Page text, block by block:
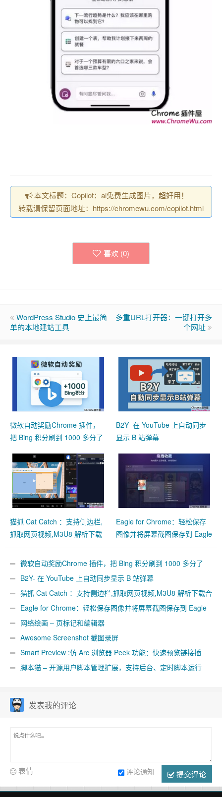
本文标题：Copilot：ai免费生成图片，超好用！
转载请保留页面地址：https://chromewu.com/copilot.html
喜欢 (0)
WordPress Studio 史上最简
单的本地建站工具
多重URL打开器：一键打开多
个网址
微软自动奖励Chrome 插件，
把 Bing 积分刷到 1000 多分了
B2Y- 在 YouTube 上自动同步
显示 B 站弹幕
猫抓 Cat Catch ：支持侧边栏,
抓取网页视频,M3U8 解析下载
Eagle for Chrome：轻松保存
图像并将屏幕截图保存到 Eagle
微软自动奖励Chrome 插件，把 Bing 积分刷到 1000 多分了
B2Y- 在 YouTube 上自动同步显示 B 站弹幕
猫抓 Cat Catch ：支持侧边栏,抓取网页视频,M3U8 解析下载合
并工具Eagle for Chrome：轻松保存图像并将屏幕截图保存到 Eagle
App网络绘画 – 页标记和编辑器
Awesome Screenshot 截图录屏
Smart Preview :仿 Arc 浏览器 Peek 功能：快速预览链接插
件 脚本猫 – 开源用户脚本管理扩展，支持后台、定时脚本运行
发表我的评论
提交评论
评论通知
表情